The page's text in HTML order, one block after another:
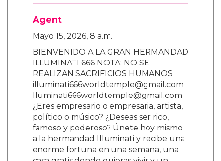
Agent
Mayo 15, 2026, 8 a.m.
BIENVENIDO A LA GRAN HERMANDAD
ILLUMINATI 666 NOTA: NO SE
REALIZAN SACRIFICIOS HUMANOS
illuminati666worldtemple@gmail.com
lluminati666worldtemple@gmail.com
¿Eres empresario o empresaria, artista,
político o músico? ¿Deseas ser rico,
famoso y poderoso? Únete hoy mismo
a la hermandad Illuminati y recibe una
enorme fortuna en una semana, una